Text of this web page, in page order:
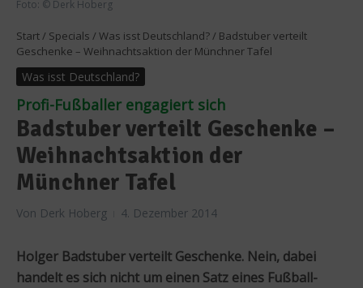
Foto: © Derk Hoberg
Start / Specials / Was isst Deutschland? / Badstuber verteilt
Geschenke – Weihnachtsaktion der Münchner Tafel
Was isst Deutschland?
Profi-Fußballer engagiert sich
Badstuber verteilt Geschenke –
Weihnachtsaktion der
Münchner Tafel
Von Derk Hoberg 4. Dezember 2014
Holger Badstuber verteilt Geschenke. Nein, dabei
handelt es sich nicht um einen Satz eines Fußball-